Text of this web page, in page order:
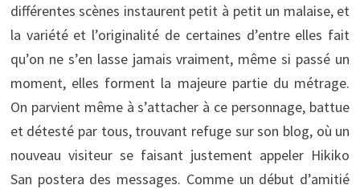
différentes scènes instaurent petit à petit un malaise, et
la variété et l’originalité de certaines d’entre elles fait
qu’on ne s’en lasse jamais vraiment, même si passé un
moment, elles forment la majeure partie du métrage.
On parvient même à s’attacher à ce personnage, battue
et détesté par tous, trouvant refuge sur son blog, où un
nouveau visiteur se faisant justement appeler Hikiko
San postera des messages. Comme un début d’amitié